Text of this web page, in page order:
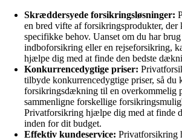
Skræddersyede forsikringsløsninger:
en bred vifte af forsikringsprodukter, der
specifikke behov. Uanset om du har
indboforsikring eller en rejseforsikring,
hjælpe dig med at finde den bedste
Konkurrencedygtige priser:
tilbyde konkurrencedygtige priser, så du
forsikringsdækning til en overkommelig
sammenligne forskellige
Privatforsikring hjælpe dig med at finde
inden for dit budget.
Effektiv kundeservice: Privatforsikring